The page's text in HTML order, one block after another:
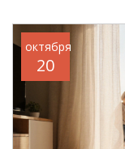
октября
20